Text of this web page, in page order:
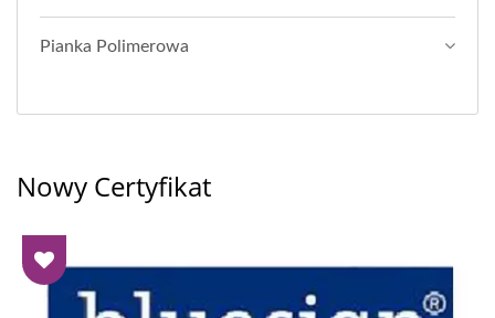
Pianka Polimerowa
Nowy Certyfikat